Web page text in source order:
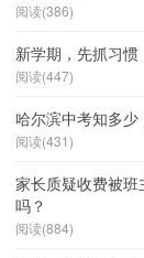
阅读(386)
新学期，先抓习
阅读(447)
哈尔滨中考知多少
阅读(431)
家长质疑收费被
吗？
阅读(884)